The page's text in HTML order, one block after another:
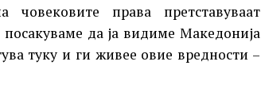
права претставуваат
да ја видиме Македонија
туку и ги живее овие вредности –